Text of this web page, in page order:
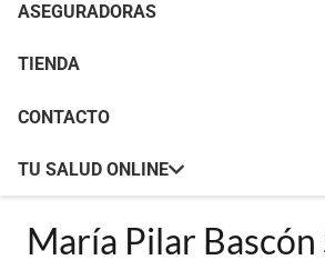
ASEGURADORAS
TIENDA
CONTACTO
TU SALUD ONLINE
María Pilar Bascón